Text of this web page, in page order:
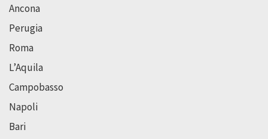
Ancona
Perugia
Roma
L’Aquila
Campobasso
Napoli
Bari